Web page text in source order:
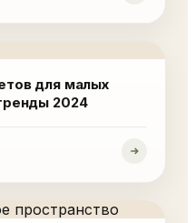
для малых
2024